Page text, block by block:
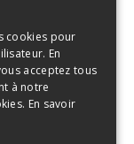
110 m²
cookies pour
En
acceptez tous
à notre
En savoir